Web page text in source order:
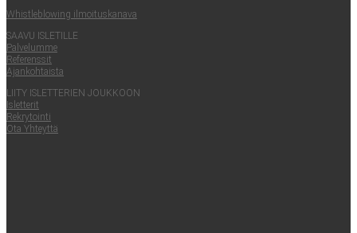
Whist­le­blowing ilmoituskanava
SAA­VU ISLETILLE
Pal­ve­lum­me
Refe­rens­sit
Ajan­koh­tais­ta
LII­TY ISLET­TE­RIEN JOUKKOON
Islet­te­rit
Rek­ry­toin­ti
Ota Yhteyt­tä